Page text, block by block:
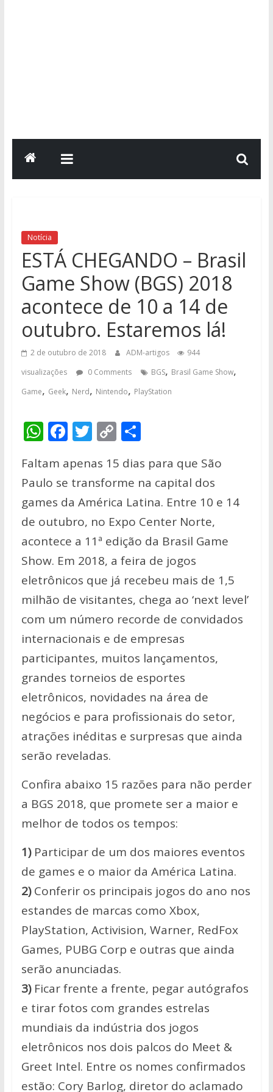
Notícia
ESTÁ CHEGANDO – Brasil
Game Show (BGS) 2018
acontece de 10 a 14 de
outubro. Estaremos lá!
2 de outubro de 2018 ADM-artigos
944
visualizações
0 Comments BGS, Brasil Game Show,
Game, Geek, Nerd, Nintendo, PlayStation
W
at
s
A
p
p
F
e
b
o
o
k
T
itt
er
C
p
y
Li
n
k
S
ar
e
Faltam apenas 15 dias para que São
Paulo se transforme na capital dos
games da América Latina. Entre 10 e 14
de outubro, no Expo Center Norte,
acontece a 11ª edição da Brasil Game
Show. Em 2018, a feira de jogos
eletrônicos que já recebeu mais de 1,5
milhão de visitantes, chega ao ‘next level’
com um número recorde de convidados
internacionais e de empresas
participantes, muitos lançamentos,
grandes torneios de esportes
eletrônicos, novidades na área de
negócios e para profissionais do setor,
atrações inéditas e surpresas que ainda
serão reveladas.
Confira abaixo 15 razões para não perder
a BGS 2018, que promete ser a maior e
melhor de todos os tempos:
1)Participar de um dos maiores eventos
de games e o maior da América Latina.
2)Conferir os principais jogos do ano nos
estandes de marcas como Xbox,
PlayStation, Activision, Warner, RedFox
Games, PUBG Corp e outras que ainda
serão anunciadas.
3)Ficar frente a frente, pegar autógrafos
e tirar fotos com grandes estrelas
mundiais da indústria dos jogos
eletrônicos nos dois palcos do Meet &
Greet Intel. Entre os nomes confirmados
estão: Cory Barlog, diretor do aclamado